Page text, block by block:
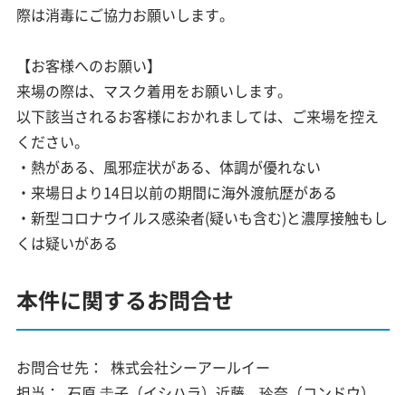
際は消毒にご協力お願いします。
【お客様へのお願い】
来場の際は、マスク着用をお願いします。
以下該当されるお客様におかれましては、ご来場を控え
ください。
・熱がある、風邪症状がある、体調が優れない
・来場日より14日以前の期間に海外渡航歴がある
・新型コロナウイルス感染者(疑いも含む)と濃厚接触もし
くは疑いがある
本件に関するお問合せ
お問合せ先：
株式会社シーアールイー